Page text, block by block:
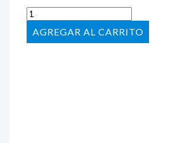
AÑADIR AL CARRITO